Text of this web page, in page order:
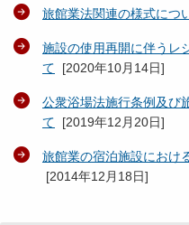
旅館業法関連の様式につ
施設の使用再開に伴うレ
て [2020年10月14日]
公衆浴場法施行条例及び
て [2019年12月20日]
旅館業の宿泊施設におけ
[2014年12月18日]